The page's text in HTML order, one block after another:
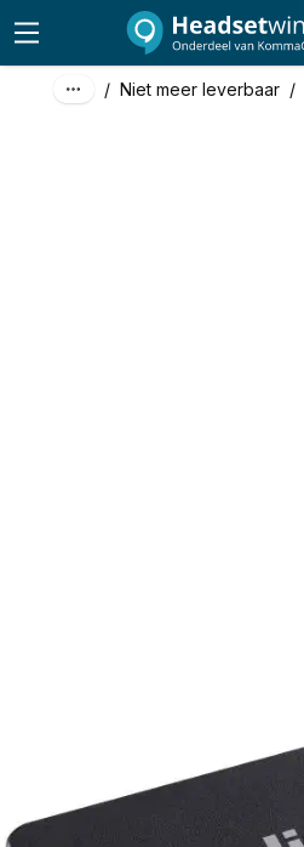
/ Niet meer leverbaar /